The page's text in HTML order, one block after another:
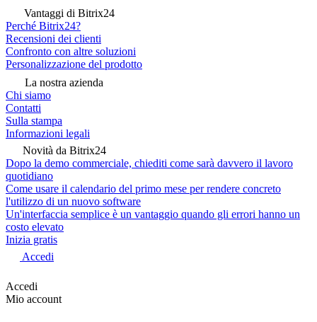
Vantaggi di Bitrix24
Perché Bitrix24?
Recensioni dei clienti
Confronto con altre soluzioni
Personalizzazione del prodotto
La nostra azienda
Chi siamo
Contatti
Sulla stampa
Informazioni legali
Novità da Bitrix24
Dopo la demo commerciale, chiediti come sarà davvero il lavoro
quotidiano
Come usare il calendario del primo mese per rendere concreto
l'utilizzo di un nuovo software
Un'interfaccia semplice è un vantaggio quando gli errori hanno un
costo elevato
Inizia gratis
Accedi
Accedi
Mio account